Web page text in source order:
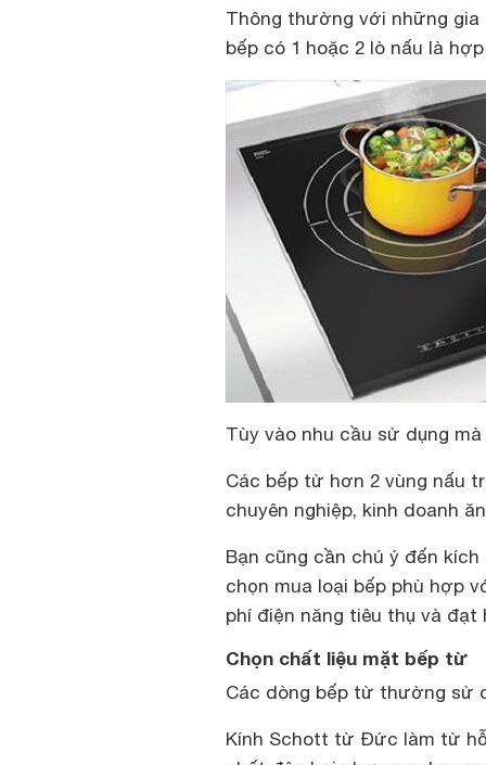
Thông thường với những
bếp có 1 hoặc 2 lò nấu là
Tùy vào nhu cầu sử dụng
Các bếp từ hơn 2 vùng nấu
chuyên nghiệp, kinh doanh
Bạn cũng cần chú ý đến
chọn mua loại bếp phù hợp
phí điện năng tiêu thụ và
Chọn chất liệu mặt bếp từ
Các dòng bếp từ thường sử
Kính Schott từ Đức làm từ